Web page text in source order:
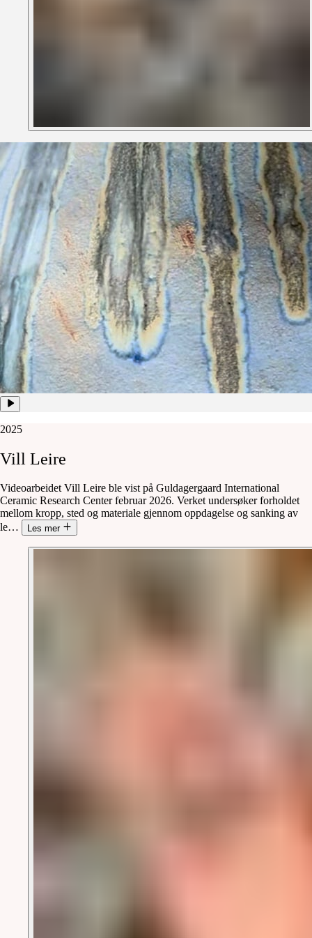
2025
Vill Leire
Videoarbeidet Vill Leire ble vist på Guldagergaard International
Ceramic Research Center februar 2026. Verket undersøker forholdet
mellom kropp, sted og materiale gjennom oppdagelse og sanking av
le… Les mer